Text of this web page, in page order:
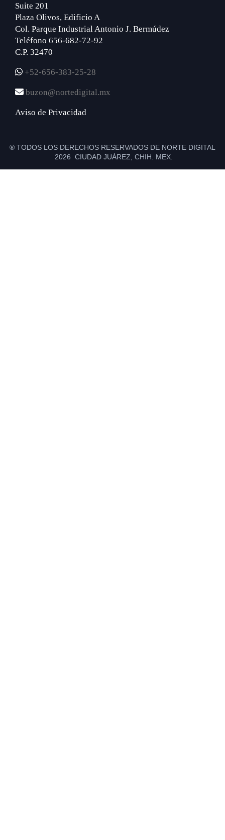
Suite 201
Plaza Olivos, Edificio A
Col. Parque Industrial Antonio J. Bermúdez
Teléfono 656-682-72-92
C.P. 32470
+52-656-383-25-28
buzon@nortedigital.mx
Aviso de Privacidad
® TODOS LOS DERECHOS RESERVADOS DE NORTE DIGITAL
2026 CIUDAD JUÁREZ, CHIH. MEX.